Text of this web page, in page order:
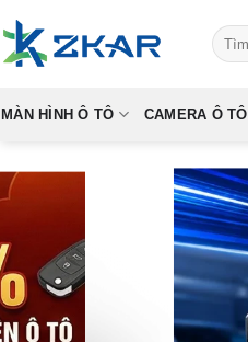
to
content
Tìm
kiếm:
MÀN HÌNH Ô TÔ CAMERA Ô TÔ